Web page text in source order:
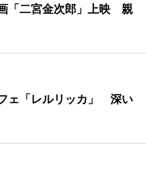
「二宮金次郎」上映 親
ェ「レルリッカ」 深い